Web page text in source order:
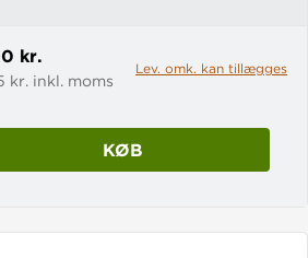
kr.
kr. inkl. moms
Lev. omk. kan tillægges
KØB